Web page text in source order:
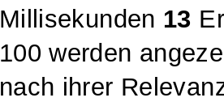
Millisekunden 13
100 werden
nach ihrer